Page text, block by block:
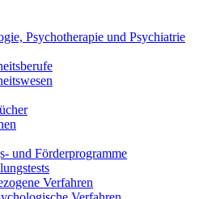
Psychotherapie und Psychiatrie
und Förderprogramme
Verfahren